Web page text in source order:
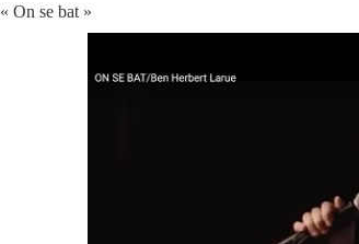
« On se bat »